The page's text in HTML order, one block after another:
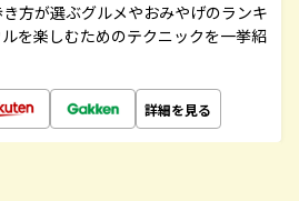
方が選ぶグルメやおみやげのランキ
を楽しむためのテクニックを一挙紹
詳細を見る